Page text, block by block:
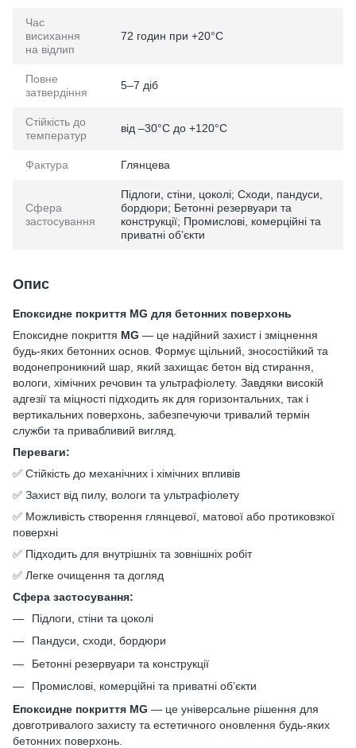
Час
висихання
на відлип
72 годин при +20°C
Повне
затвердіння
5–7 діб
Стійкість до
температур
від –30°C до +120°C
Фактура Глянцева
Сфера
застосування
Підлоги, стіни, цоколі; Сходи, пандуси,
бордюри; Бетонні резервуари та
конструкції; Промислові, комерційні та
приватні об’єкти
Опис
Епоксидне покриття MG для бетонних поверхонь
Епоксидне покриття MG — це надійний захист і зміцнення
будь-яких бетонних основ. Формує щільний, зносостійкий та
водонепроникний шар, який захищає бетон від стирання,
вологи, хімічних речовин та ультрафіолету. Завдяки високій
адгезії та міцності підходить як для горизонтальних, так і
вертикальних поверхонь, забезпечуючи тривалий термін
служби та привабливий вигляд.
Переваги:
✅ Стійкість до механічних і хімічних впливів
✅ Захист від пилу, вологи та ультрафіолету
✅ Можливість створення глянцевої, матової або протиковзкої
поверхні
✅ Підходить для внутрішніх та зовнішніх робіт
✅ Легке очищення та догляд
Сфера застосування:
Підлоги, стіни та цоколі
Пандуси, сходи, бордюри
Бетонні резервуари та конструкції
Промислові, комерційні та приватні об’єкти
Епоксидне покриття MG — це універсальне рішення для
довготривалого захисту та естетичного оновлення будь-яких
бетонних поверхонь.